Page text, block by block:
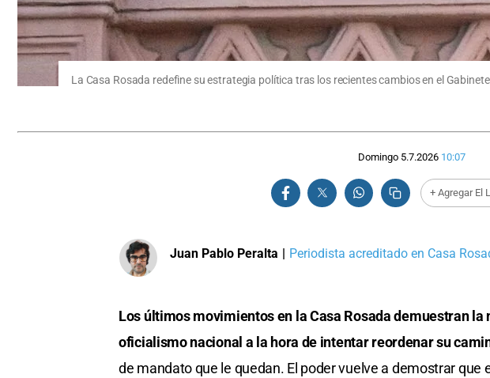
La Casa Rosada redefine su estrategia política tras los recientes cambios en el
Domingo 5.7.2026 10:07
+ Agregar El
Juan Pablo Peralta | Periodista acreditado en Casa
Los últimos movimientos en la Casa Rosada demuestran la
oficialismo nacional a la hora de intentar reordenar su
de mandato que le quedan. El poder vuelve a demostrar que